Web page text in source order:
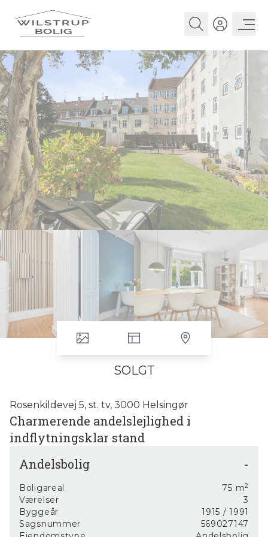
SOLGT
Rosenkildevej 5, st. tv, 3000 Helsingør
Charmerende andelslejlighed i
indflytningsklar stand
Søger du/I en skøn lejlighed 3-værelses i Helsingør, så
kan Rosenkildevej 5 st. tv., 3000 Helsingør være
dit/jeres kommende hjem.
I en god andelsboligforening beliggende kun 300
meter fra Helsingør Bycenter, gågademiljø, indkøb,
Andelsbolig -
Boligareal 75 m2
Værelser
3
Byggeår
1915 / 1991
Sagsnummer
569027147